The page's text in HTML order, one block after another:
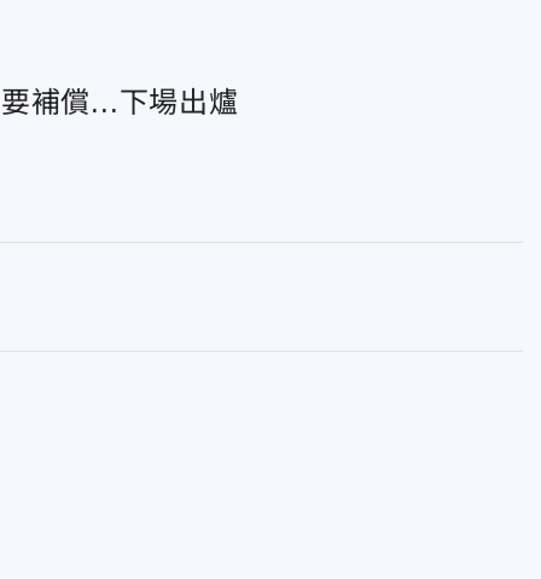
補償...下場出爐